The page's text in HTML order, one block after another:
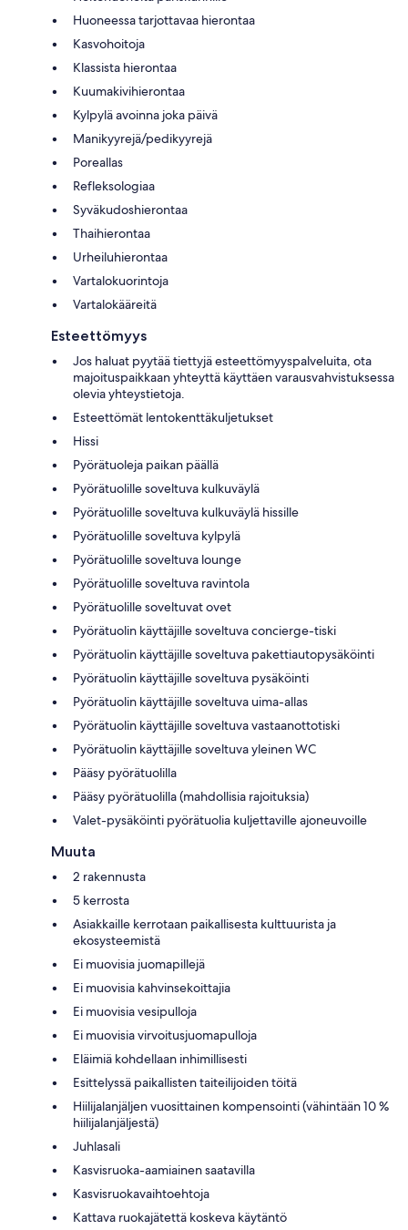
Huoneessa tarjottavaa hierontaa
Kasvohoitoja
Klassista hierontaa
Kuumakivihierontaa
Kylpylä avoinna joka päivä
Manikyyrejä/pedikyyrejä
Poreallas
Refleksologiaa
Syväkudoshierontaa
Thaihierontaa
Urheiluhierontaa
Vartalokuorintoja
Vartalokääreitä
Esteettömyys
Jos haluat pyytää tiettyjä esteettömyyspalveluita, ota
majoituspaikkaan yhteyttä käyttäen varausvahvistuksessa
olevia yhteystietoja.
Esteettömät lentokenttäkuljetukset
Hissi
Pyörätuoleja paikan päällä
Pyörätuolille soveltuva kulkuväylä
Pyörätuolille soveltuva kulkuväylä hissille
Pyörätuolille soveltuva kylpylä
Pyörätuolille soveltuva lounge
Pyörätuolille soveltuva ravintola
Pyörätuolille soveltuvat ovet
Pyörätuolin käyttäjille soveltuva concierge-tiski
Pyörätuolin käyttäjille soveltuva pakettiautopysäköinti
Pyörätuolin käyttäjille soveltuva pysäköinti
Pyörätuolin käyttäjille soveltuva uima-allas
Pyörätuolin käyttäjille soveltuva vastaanottotiski
Pyörätuolin käyttäjille soveltuva yleinen WC
Pääsy pyörätuolilla
Pääsy pyörätuolilla (mahdollisia rajoituksia)
Valet-pysäköinti pyörätuolia kuljettaville ajoneuvoille
Muuta
2 rakennusta
5 kerrosta
Asiakkaille kerrotaan paikallisesta kulttuurista ja
ekosysteemistä
Ei muovisia juomapillejä
Ei muovisia kahvinsekoittajia
Ei muovisia vesipulloja
Ei muovisia virvoitusjuomapulloja
Eläimiä kohdellaan inhimillisesti
Esittelyssä paikallisten taiteilijoiden töitä
Hiilijalanjäljen vuosittainen kompensointi (vähintään 10 %
hiilijalanjäljestä)
Juhlasali
Kasvisruoka-aamiainen saatavilla
Kasvisruokavaihtoehtoja
Kattava ruokajätettä koskeva käytäntö